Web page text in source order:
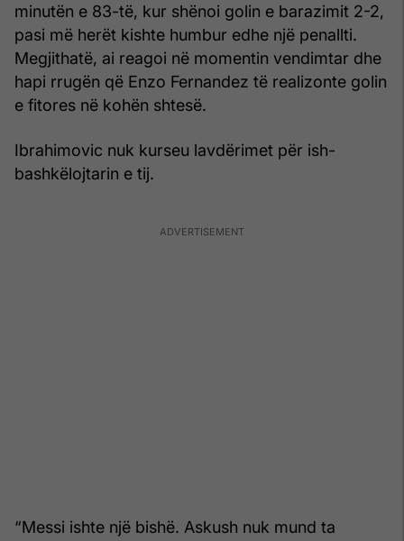
minutën e 83-të, kur shënoi golin e barazimit 2-2,
pasi më herët kishte humbur edhe një penallti.
Megjithatë, ai reagoi në momentin vendimtar dhe
hapi rrugën që Enzo Fernandez të realizonte golin
e fitores në kohën shtesë.
Ibrahimovic nuk kurseu lavdërimet për ish-
bashkëlojtarin e tij.
“Messi ishte një bishë. Askush nuk mund ta